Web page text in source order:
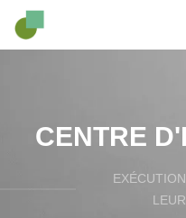
CENTRE